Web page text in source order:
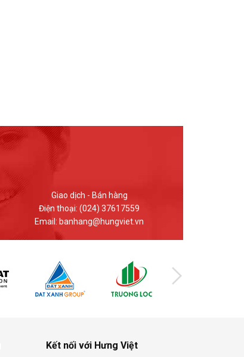
Kinh doanh - Bán hàng
Điện thoại: 0912.848.969
Email: hungviet.kd@hungviet.vn
Kết nối với Hưng Việt